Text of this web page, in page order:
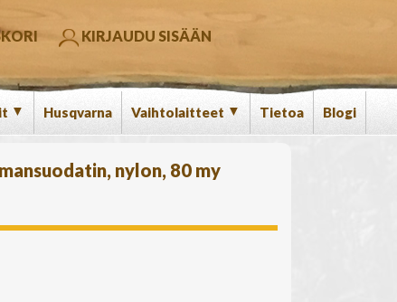
KIRJAUDU SISÄÄN
▼ Husqvarna Vaihtolaitteet ▼ Tietoa Blogi
nylon, 80 my